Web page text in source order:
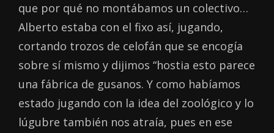
que por qué no montábamos un colectivo…
Alberto estaba con el fixo así, jugando,
cortando trozos de celofán que se encogía
sobre sí mismo y dijimos “hostia esto parece
una fábrica de gusanos. Y como habíamos
estado jugando con la idea del zoológico y lo
lúgubre también nos atraía, pues en ese